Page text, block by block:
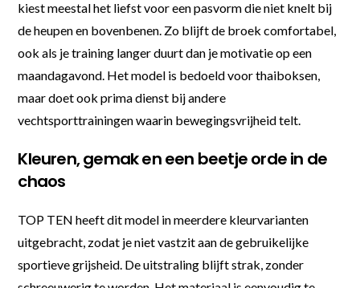
kiest meestal het liefst voor een pasvorm die niet knelt bij
de heupen en bovenbenen. Zo blijft de broek comfortabel,
ook als je training langer duurt dan je motivatie op een
maandagavond. Het model is bedoeld voor thaiboksen,
maar doet ook prima dienst bij andere
vechtsporttrainingen waarin bewegingsvrijheid telt.
Kleuren, gemak en een beetje orde in de
chaos
TOP TEN heeft dit model in meerdere kleurvarianten
uitgebracht, zodat je niet vastzit aan de gebruikelijke
sportieve grijsheid. De uitstraling blijft strak, zonder